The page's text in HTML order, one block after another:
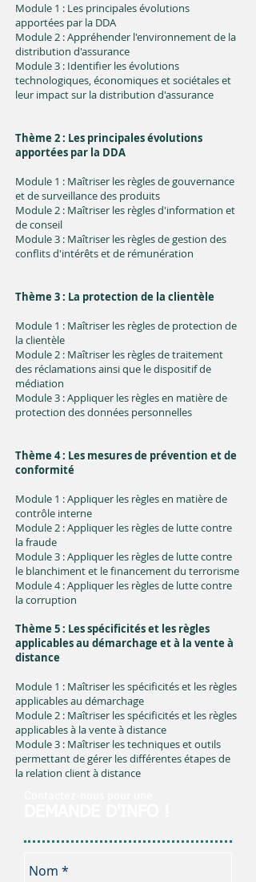
Module 1 : Les principales évolutions
apportées par la DDA
Module 2 : Appréhender l'environnement de la
distribution d'assurance
Module 3 : Identifier les évolutions
technologiques, économiques et sociétales et
leur impact sur la distribution d'assurance
Thème 2 : Les principales évolutions
apportées par la DDA
Module 1 : Maîtriser les règles de gouvernance
et de surveillance des produits
Module 2 : Maîtriser les règles d'information et
de conseil
Module 3 : Maîtriser les règles de gestion des
conflits d'intérêts et de rémunération
Thème 3 : La protection de la clientèle
Module 1 : Maîtriser les règles de protection de
la clientèle
Module 2 : Maîtriser les règles de traitement
des réclamations ainsi que le dispositif de
médiation
Module 3 : Appliquer les règles en matière de
protection des données personnelles
Thème 4 : Les mesures de prévention et de
conformité
Module 1 : Appliquer les règles en matière de
contrôle interne
Module 2 : Appliquer les règles de lutte contre
la fraude
Module 3 : Appliquer les règles de lutte contre
le blanchiment et le financement du terrorisme
Module 4 : Appliquer les règles de lutte contre
la corruption
Thème 5 : Les spécificités et les règles
applicables au démarchage et à la vente à
distance
Module 1 : Maîtriser les spécificités et les règles
applicables au démarchage
Module 2 : Maîtriser les spécificités et les règles
applicables à la vente à distance
Module 3 : Maîtriser les techniques et outils
permettant de gérer les différentes étapes de
la relation client à distance